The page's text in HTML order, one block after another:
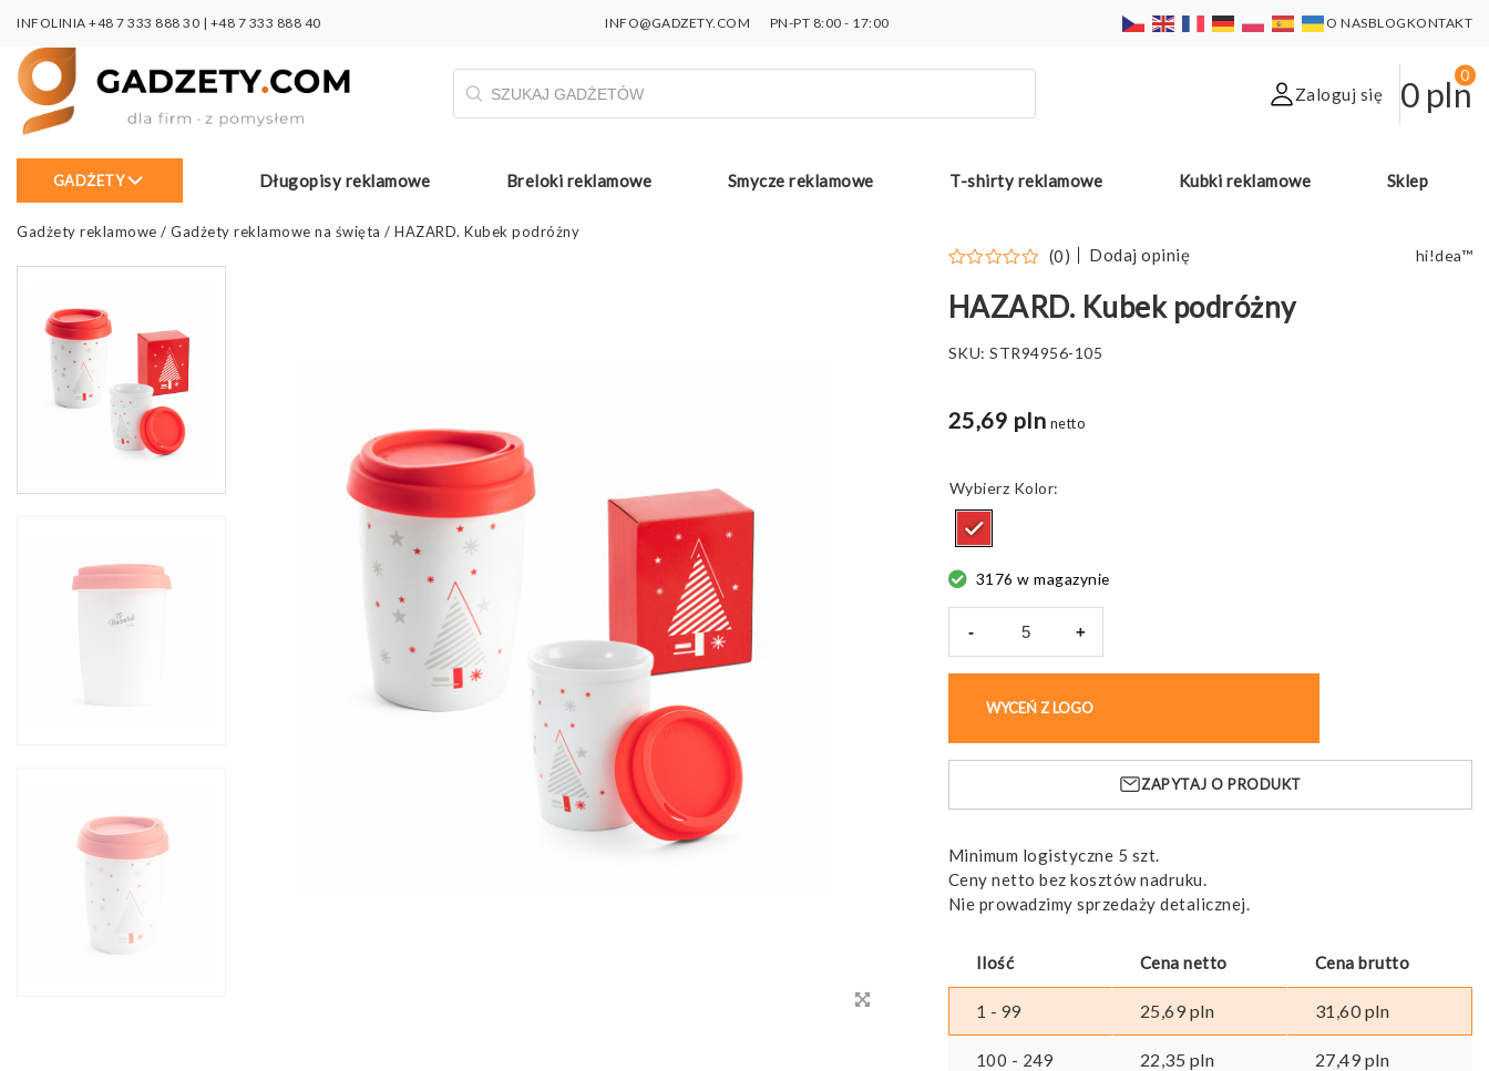
INFOLINIA +48 7 333 888 30 | +48 7 333 888 40 INFO@GADZETY.COM PN-PT 8:00 - 17:00 O NASBLOGKONTAKT
Wyszukiwarka
produktów
Zaloguj się 0 pln
0
GADŻETY Długopisy reklamowe Breloki reklamowe Smycze reklamowe T-shirty reklamowe Kubki reklamowe Sklep
Gadżety reklamowe / Gadżety reklamowe na święta / HAZARD. Kubek podróżny
(0) Dodaj opinię hi!dea™
HAZARD. Kubek podróżny
SKU:STR94956-105
25,69 pln netto
Kolor
3176 w magazynie
-
podróżny
+
WYCEŃ Z LOGO
ZAPYTAJ O PRODUKT
Minimum logistyczne 5 szt.
Ceny netto bez kosztów nadruku.
Nie prowadzimy sprzedaży detalicznej.
Ilość Cena netto Cena brutto
1 - 99 25,69pln 31,60pln
100 - 249 22,35 pln 27,49pln